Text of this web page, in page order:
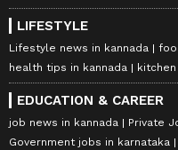
LIFESTYLE
Lifestyle news in kannada
health tips in kannada
EDUCATION & CAREER
job news in kannada Private
Government jobs in karnataka